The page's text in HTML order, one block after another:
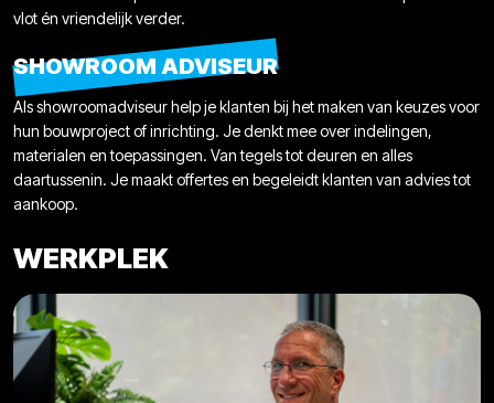
vlot én vriendelijk verder.
SHOWROOM ADVISEUR
Als showroomadviseur help je klanten bij het maken van keuzes voor
hun bouwproject of inrichting. Je denkt mee over indelingen,
materialen en toepassingen. Van tegels tot deuren en alles
daartussenin. Je maakt offertes en begeleidt klanten van advies tot
aankoop.
WERKPLEK